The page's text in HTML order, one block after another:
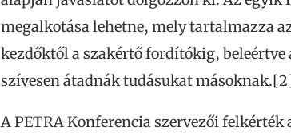
megalkotása lehetne, mely tartalmazza
kezdőktől a szakértő fordítókig,
szívesen átadnák tudásukat másoknak.
A PETRA Konferencia szervezői